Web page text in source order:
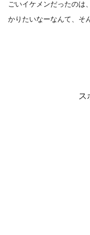
ごいイケメンだったのは
かりたいなーなんて、そ
ス